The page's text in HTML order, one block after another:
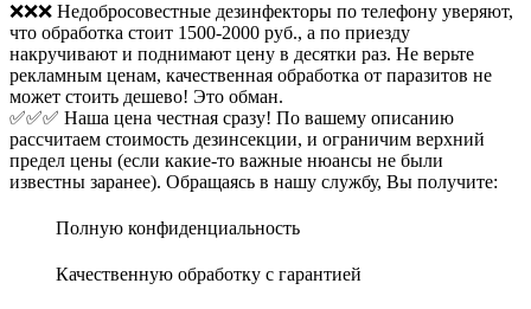
❌❌❌ Недобросовестные дезинфекторы по телефону уверяют,
что обработка стоит 1500-2000 руб., а по приезду
накручивают и поднимают цену в десятки раз. Не верьте
рекламным ценам, качественная обработка от паразитов не
может стоить дешево! Это обман.
✅✅✅ Наша цена честная сразу! По вашему описанию
рассчитаем стоимость дезинсекции, и ограничим верхний
предел цены (если какие-то важные нюансы не были
известны заранее). Обращаясь в нашу службу, Вы получите:
Полную конфиденциальность
Качественную обработку с гарантией